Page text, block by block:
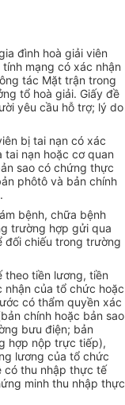
đình hoà giải viên
mạng có xác nhận
tác Mặt trận trong
tổ hoà giải. Giấy đề
yêu cầu hỗ trợ; lý do
bị tai nạn có xác
tai nạn hoặc cơ quan
sao có chứng thực
phôtô và bản chính
bệnh, chữa bệnh
trường hợp gửi qua
đối chiếu trong trường
theo tiền lương, tiền
của tổ chức hoặc
có thẩm quyền xác
chính hoặc bản sao
bưu điện; bản
hợp nộp trực tiếp),
lương của tổ chức
có thu nhập thực tế
minh thu nhập thực